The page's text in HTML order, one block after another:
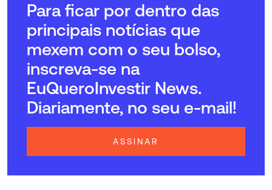
Para ficar por dentro das
principais notícias que
mexem com o seu bolso,
inscreva-se na
EuQueroInvestir News.
Diariamente, no seu e-mail!
ASSINAR